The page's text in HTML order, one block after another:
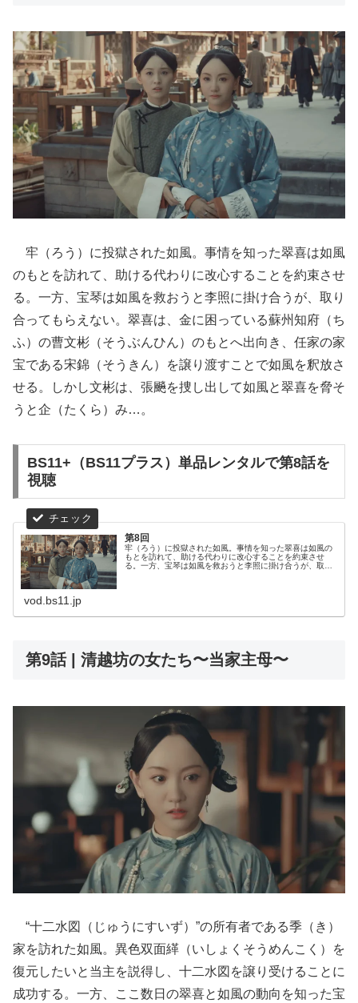
牢（ろう）に投獄された如風。事情を知った翠喜は如風
のもとを訪れて、助ける代わりに改心することを約束させ
る。一方、宝琴は如風を救おうと李照に掛け合うが、取り
合ってもらえない。翠喜は、金に困っている蘇州知府（ち
ふ）の曹文彬（そうぶんひん）のもとへ出向き、任家の家
宝である宋錦（そうきん）を譲り渡すことで如風を釈放さ
せる。しかし文彬は、張飈を捜し出して如風と翠喜を脅そ
うと企（たくら）み…。
BS11+（BS11プラス）単品レンタルで第8話を
視聴
第8回
牢（ろう）に投獄された如風。事情を知った翠喜は如風の
もとを訪れて、助ける代わりに改心することを約束させ
る。一方、宝琴は如風を救おうと李照に掛け合うが、取り
vod.bs11.jp
第9話 | 清越坊の女たち〜当家主母〜
“十二水図（じゅうにすいず）”の所有者である季（き）
家を訪れた如風。異色双面緙（いしょくそうめんこく）を
復元したいと当主を説得し、十二水図を譲り受けることに
成功する。一方、ここ数日の翠喜と如風の動向を知った宝